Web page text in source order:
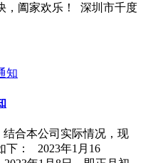
，阖家欢乐！ 深圳市千度
合本公司实际情况，现
下： 2023年1月16